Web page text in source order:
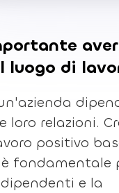
luogo di
loro relazioni.
positivo
fondamentale
e la